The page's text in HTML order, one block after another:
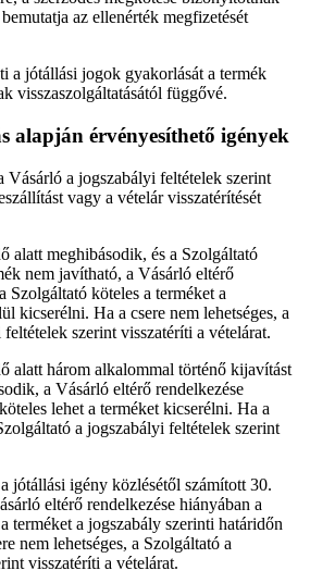
az ellenérték megfizetését
a jótállási jogok gyakorlását a termék
visszaszolgáltatásától függővé.
alapján érvényesíthető igények
Vásárló a jogszabályi feltételek szerint
vagy a vételár visszatérítését
alatt meghibásodik, és a Szolgáltató
nem javítható, a Vásárló eltérő
Szolgáltató köteles a terméket a
kicserélni. Ha a csere nem lehetséges, a
szerint visszatéríti a vételárat.
alatt három alkalommal történő kijavítást
a Vásárló eltérő rendelkezése
lehet a terméket kicserélni. Ha a
a jogszabályi feltételek szerint
jótállási igény közlésétől számított 30.
eltérő rendelkezése hiányában a
terméket a jogszabály szerinti határidőn
nem lehetséges, a Szolgáltató a
visszatéríti a vételárat.